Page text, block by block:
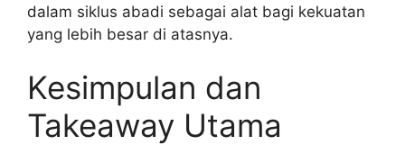
dalam siklus abadi sebagai alat bagi kekuatan
yang lebih besar di atasnya.
Kesimpulan dan
Takeaway Utama